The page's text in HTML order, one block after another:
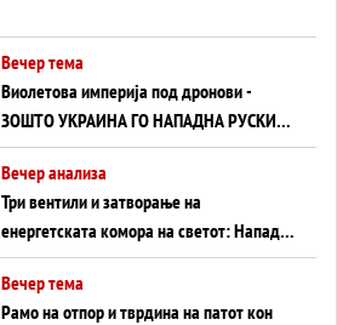
Вечер тема
Виолетова империја под дронови -
ЗОШТО УКРАИНА ГО НАПАДНА РУСКИОТ
WILDBERRIES
Вечер анализа
Три вентили и затворање на
енергетската комора на светот: Нападот
во Суец најавува глобален енергетски
инфаркт?
Вечер тема
Рамо на отпор и тврдина на патот кон